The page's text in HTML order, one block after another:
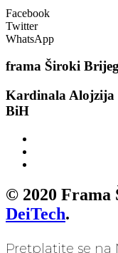
Facebook
Twitter
WhatsApp
frama Široki
Kardinala Alojzija
BiH
© 2020 Frama
DeiTech.
Pretplatite se na